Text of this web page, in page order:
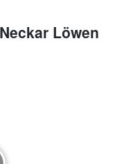
Löwen